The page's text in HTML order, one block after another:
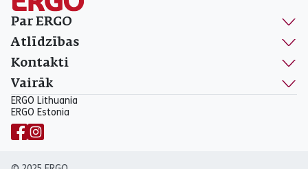
Par ERGO
Atlīdzības
Kontakti
Vairāk
ERGO Lithuania
ERGO Estonia